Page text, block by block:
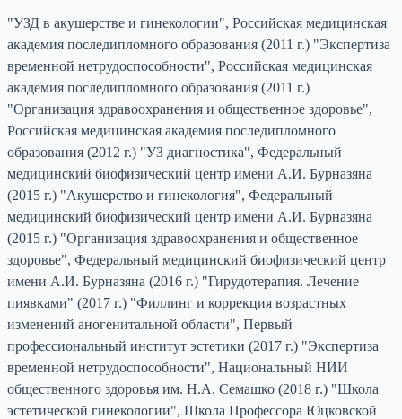
"УЗД в акушерстве и гинекологии", Российская медицинская
академия последипломного образования (2011 г.) "Экспертиза
временной нетрудоспособности", Российская медицинская
академия последипломного образования (2011 г.)
"Организация здравоохранения и общественное здоровье",
Российская медицинская академия последипломного
образования (2012 г.) "УЗ диагностика", Федеральный
медицинский биофизический центр имени А.И. Бурназяна
(2015 г.) "Акушерство и гинекология", Федеральный
медицинский биофизический центр имени А.И. Бурназяна
(2015 г.) "Организация здравоохранения и общественное
здоровье", Федеральный медицинский биофизический центр
имени А.И. Бурназяна (2016 г.) "Гирудотерапия. Лечение
пиявками" (2017 г.) "Филлинг и коррекция возрастных
изменений аногенитальной области", Первый
профессиональный институт эстетики (2017 г.) "Экспертиза
временной нетрудоспособности", Национальный НИИ
общественного здоровья им. Н.А. Семашко (2018 г.) "Школа
эстетической гинекологии", Школа Профессора Юцковской